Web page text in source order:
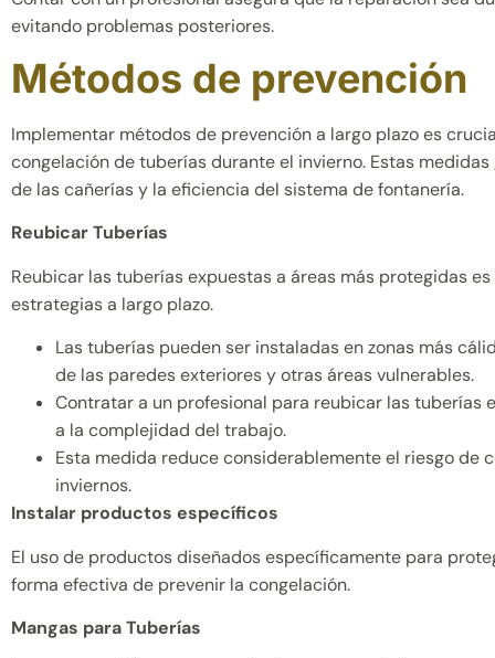
evitando problemas posteriores.
Métodos de prevención
Implementar métodos de prevención a largo plazo es
congelación de tuberías durante el invierno. Estas
de las cañerías y la eficiencia del sistema de fontanería.
Reubicar Tuberías
Reubicar las tuberías expuestas a áreas más protegidas
estrategias a largo plazo.
Las tuberías pueden ser instaladas en zonas más
de las paredes exteriores y otras áreas vulnerables.
Contratar a un profesional para reubicar las tuberías
a la complejidad del trabajo.
Esta medida reduce considerablemente el riesgo de
inviernos.
Instalar productos específicos
El uso de productos diseñados específicamente para
forma efectiva de prevenir la congelación.
Mangas para Tuberías